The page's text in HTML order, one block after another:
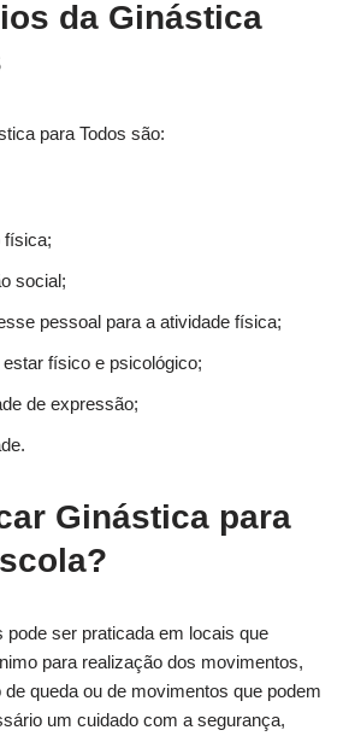
da Ginástica
para Todos são:
física;
social;
pessoal para a atividade física;
físico e psicológico;
de expressão;
Ginástica para
pode ser praticada em locais que
para realização dos movimentos,
queda ou de movimentos que podem
um cuidado com a segurança,